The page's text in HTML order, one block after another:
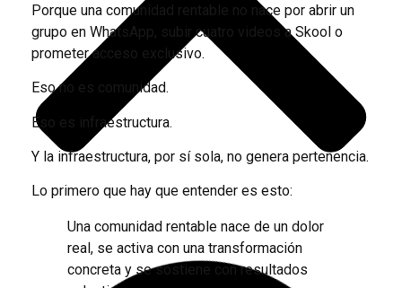
Porque una comunidad rentable no nace por abrir un
grupo en WhatsApp, subir cuatro videos a Skool o
prometer acceso exclusivo.
Eso no es comunidad.
Eso es infraestructura.
Y la infraestructura, por sí sola, no genera pertenencia.
Lo primero que hay que entender es esto:
Una comunidad rentable nace de un dolor
real, se activa con una transformación
concreta y se sostiene con resultados